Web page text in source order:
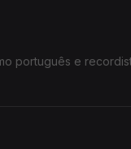
português e